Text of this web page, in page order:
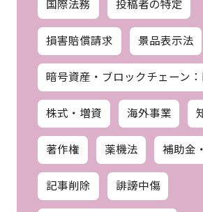
国際法務 投稿者の特定
損害賠償請求 景品表示法
暗号資産・ブロックチェーン
株式・増資 海外事業
著作権 薬機法 補助金
記事削除 誹謗中傷